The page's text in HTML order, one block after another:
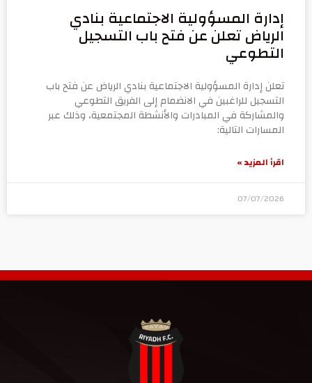
إدارة المسؤولية الاجتماعية بنادي
الرياض تعلن عن فتح باب التسجيل
التطوعي
تعلن إدارة المسؤولية الاجتماعية بنادي الرياض عن فتح باب
التسجيل للراغبين في الانضمام إلى الفريق التطوعي
والمشاركة في المبادرات والأنشطة المجتمعية، وذلك عبر
المسارات التالية:
اقرأ المزيد »
07/07/2026